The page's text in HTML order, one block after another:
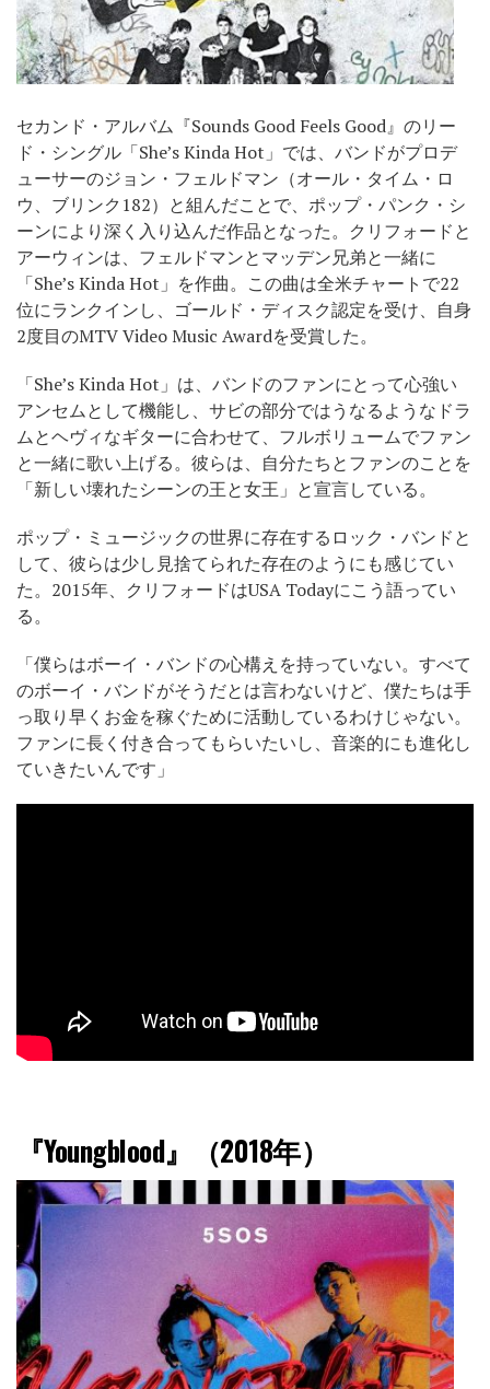
セカンド・アルバム『Sounds Good Feels Good』のリー
ド・シングル「She’s Kinda Hot」では、バンドがプロデ
ューサーのジョン・フェルドマン（オール・タイム・ロ
ウ、ブリンク182）と組んだことで、ポップ・パンク・シ
ーンにより深く入り込んだ作品となった。クリフォードと
アーウィンは、フェルドマンとマッデン兄弟と一緒に
「She’s Kinda Hot」を作曲。この曲は全米チャートで22
位にランクインし、ゴールド・ディスク認定を受け、自身
2度目のMTV Video Music Awardを受賞した。
「She’s Kinda Hot」は、バンドのファンにとって心強い
アンセムとして機能し、サビの部分ではうなるようなドラ
ムとヘヴィなギターに合わせて、フルボリュームでファン
と一緒に歌い上げる。彼らは、自分たちとファンのことを
「新しい壊れたシーンの王と女王」と宣言している。
ポップ・ミュージックの世界に存在するロック・バンドと
して、彼らは少し見捨てられた存在のようにも感じてい
た。2015年、クリフォードはUSA Todayにこう語ってい
る。
「僕らはボーイ・バンドの心構えを持っていない。すべて
のボーイ・バンドがそうだとは言わないけど、僕たちは手
っ取り早くお金を稼ぐために活動しているわけじゃない。
ファンに長く付き合ってもらいたいし、音楽的にも進化し
ていきたいんです」
『Youngblood』（2018年）